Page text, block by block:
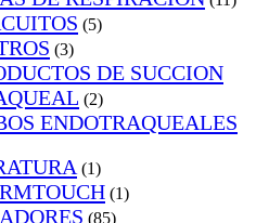
(5)
(3)
DE SUCCION
(2)
ENDOTRAQUEALES
(1)
(1)
(85)